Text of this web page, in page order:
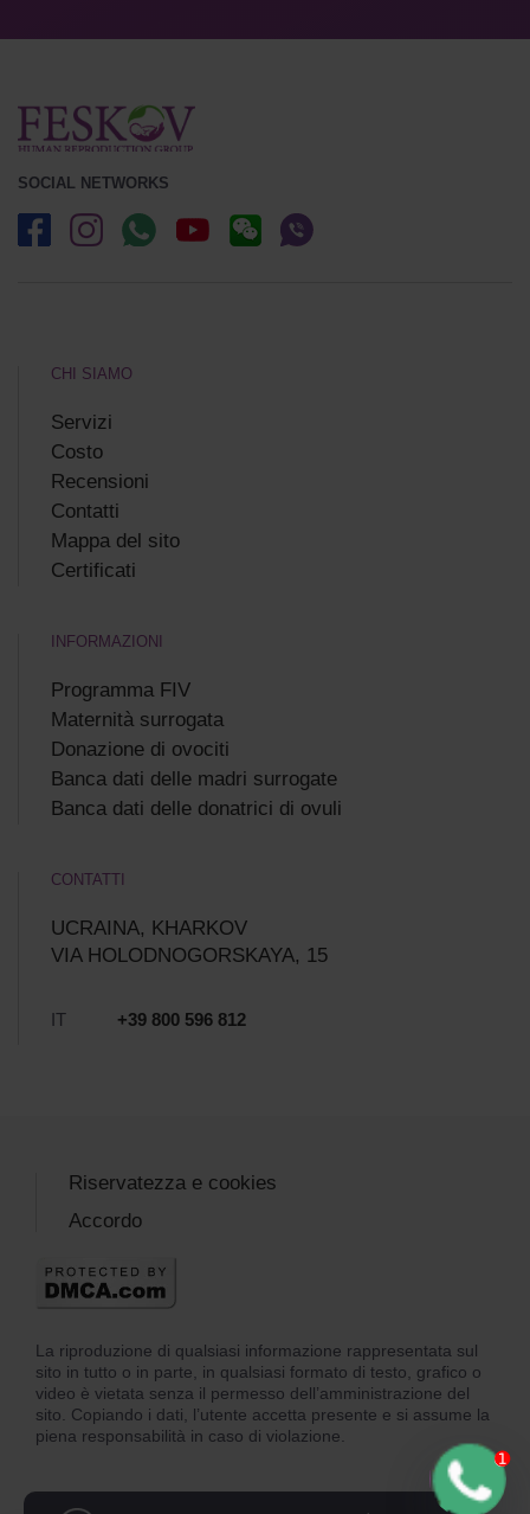
SOCIAL NETWORKS
CHI SIAMO
Servizi
Costo
Recensioni
Сontatti
Mappa del sito
Certificati
INFORMAZIONI
Programma FIV
Maternità surrogata
Donazione di ovociti
Banca dati delle madri surrogate
Banca dati delle donatrici di ovuli
CONTATTI
UCRAINA, KHARKOV
VIA HOLODNOGORSKAYA, 15
IT +39 800 596 812
La riproduzione di qualsiasi informazione rappresentata sul
sito in tutto o in parte, in qualsiasi formato di testo, grafico o
video è vietata senza il permesso dell’amministrazione del
sito. Copiando i dati, l’utente accetta presente e si assume la
piena responsabilità in caso di violazione.
Riservatezza e cookies
Accordo